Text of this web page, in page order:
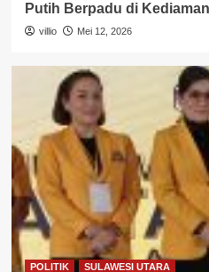
Putih Berpadu di
villio Mei 12, 2026
POLITIK SULAWESI UTARA